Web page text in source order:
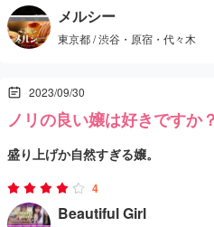
セラピストは、ホームページに記載
さんのみでした。以前の口コミ通り
な雰囲気でした。受付対応は普通で
く、荷物を置く場所がない点が不便
ンだけの空間ですが、ママさん1人
した。
総じて、ホームページに掲載されて
ば、コスパが良く、良い体験だと思
えています。
メルシー
東京都 / 渋谷・原宿・代々木
2023/09/30
ノリの良い嬢は好きですか？
盛り上げか自然すぎる嬢。
口下手な自分でもずっと喋れました。
グイグイくる系のマッサージが好き
4
Beautiful Girl